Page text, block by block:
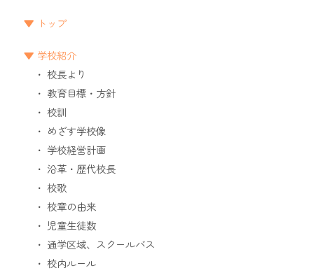
トップ
学校紹介
校長より
教育目標・方針
校訓
めざす学校像
学校経営計画
沿革・歴代校長
校歌
校章の由来
児童生徒数
通学区域、スクールバス
校内ルール